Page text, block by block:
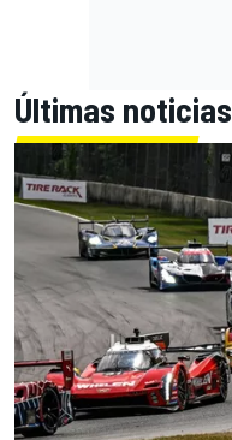
Últimas noticias